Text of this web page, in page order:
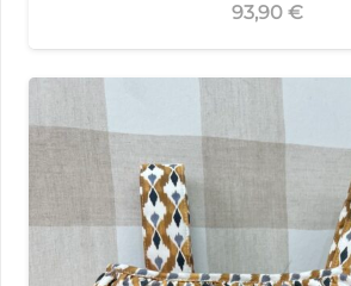
93,90 €